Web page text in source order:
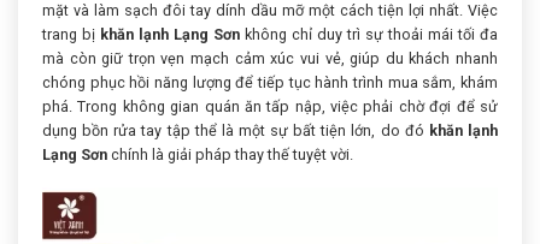
mặt và làm sạch đôi tay dính dầu mỡ một cách tiện lợi nhất. Việc
trang bị khăn lạnh Lạng Sơn không chỉ duy trì sự thoải mái tối đa
mà còn giữ trọn vẹn mạch cảm xúc vui vẻ, giúp du khách nhanh
chóng phục hồi năng lượng để tiếp tục hành trình mua sắm, khám
phá. Trong không gian quán ăn tấp nập, việc phải chờ đợi để sử
dụng bồn rửa tay tập thể là một sự bất tiện lớn, do đó khăn lạnh
Lạng Sơn chính là giải pháp thay thế tuyệt vời.